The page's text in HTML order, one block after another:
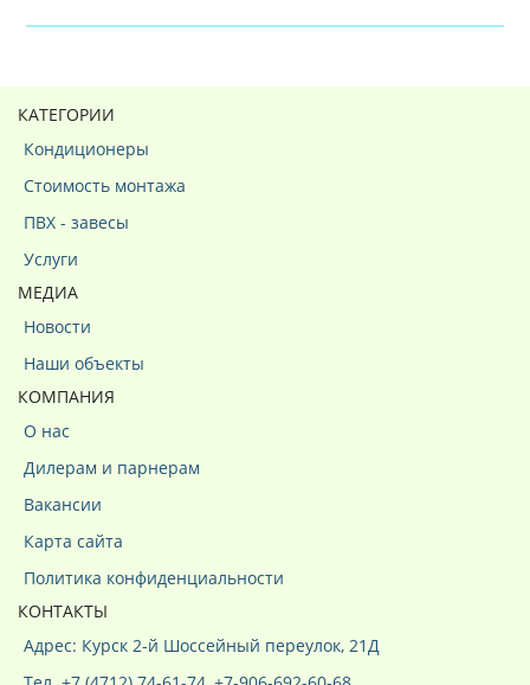
КАТЕГОРИИ
Кондиционеры
Стоимость монтажа
ПВХ - завесы
Услуги
МЕДИА
Новости
Наши объекты
КОМПАНИЯ
О нас
Дилерам и парнерам
Вакансии
Карта сайта
Политика конфиденциальности
КОНТАКТЫ
Адрес: Курск 2-й Шоссейный переулок, 21Д